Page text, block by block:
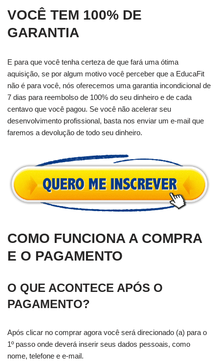
VOCÊ TEM 100% DE
GARANTIA
E para que você tenha certeza de que fará uma ótima
aquisição, se por algum motivo você perceber que a EducaFit
não é para você, nós oferecemos uma garantia incondicional de
7 dias para reembolso de 100% do seu dinheiro e de cada
centavo que você pagou. Se você não acelerar seu
desenvolvimento profissional, basta nos enviar um e-mail que
faremos a devolução de todo seu dinheiro.
COMO FUNCIONA A COMPRA
E O PAGAMENTO
O QUE ACONTECE APÓS O
PAGAMENTO?
Após clicar no comprar agora você será direcionado (a) para o
1º passo onde deverá inserir seus dados pessoais, como
nome, telefone e e-mail.